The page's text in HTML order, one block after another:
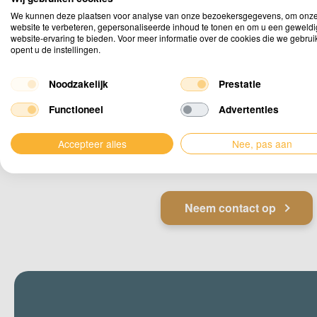
kom je ergens
Als accountmanager help ik je
stretchtent. Of je nu op zoek
productinformatie, advies
of specifieke vragen hebt, ik
mijn collega’s voor je klaar. Met
expertise en persoonlijke
ervoor dat je altijd de beste
Neem contact op
We kunnen deze plaatsen voor analyse van onze bezoekersgegevens, om
website te verbeteren, gepersonaliseerde inhoud te tonen en om u een
website-ervaring te bieden. Voor meer informatie over de cookies die we
opent u de instellingen.
Noodzakelijk
Prestatie
Functioneel
Advertenties
Accepteer alles Nee, pas aan